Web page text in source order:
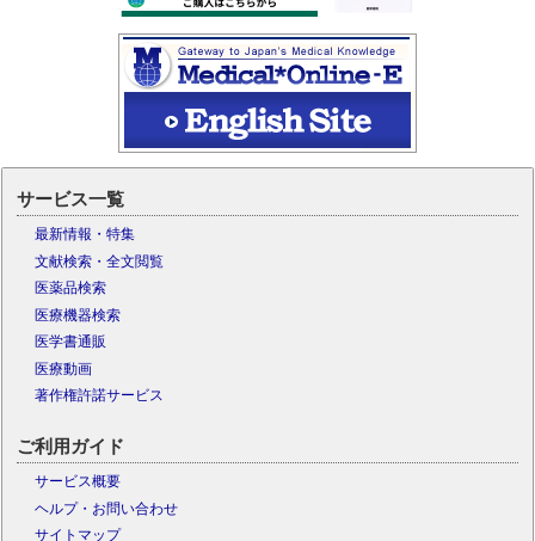
サービス一覧
最新情報・特集
文献検索・全文閲覧
医薬品検索
医療機器検索
医学書通販
医療動画
著作権許諾サービス
ご利用ガイド
サービス概要
ヘルプ・お問い合わせ
サイトマップ